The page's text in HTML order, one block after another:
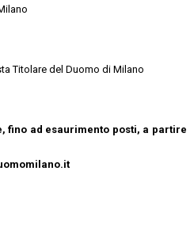
Titolare del Duomo di Milano
fino ad esaurimento posti, a partire